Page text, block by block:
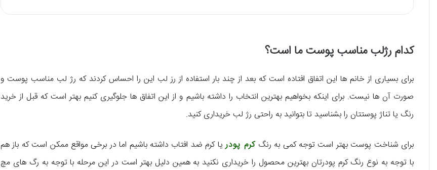
کدام رژلب مناسب پوست ما است؟
برای بسیاری از خانم ها این اتفاق افتاده است که بعد از چند بار استفاده از رز لب این را احساس کردند که رژ لب مناسب پوست و
صورت آن ها نیست. برای اینکه بخواهیم بهترین انتخاب را داشته باشیم و از این اتفاق ها جلوگیری کنیم بهتر است که قبل از خرید
رنگ یا تناژ پوستتان را بشناسید تا بتوانید به راحتی رژ لب خریداری کنید.
برای شناخت پوست بهتر است توجه کمی به رنگکرم پودریا کرم ضد افتاب داشته باشیم اما در برخی مواقع ممکن است که باز هم
با توجه به نوع رنگ کرم پودرتان بهترین محصول را خریداری نکنید به همین دلیل بهتر است در این مرحله با توجه به رگ های مچ